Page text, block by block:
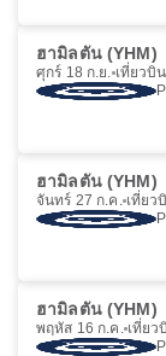
ฮามิลตัน (YHM)
ศุกร์ 18 ก.ย. เที่ยวบิ
ฮามิลตัน (YHM)
จันทร์ 27 ก.ค. เที่ยว
ฮามิลตัน (YHM)
พฤหัส 16 ก.ค. เที่ยว